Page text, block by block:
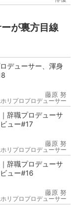
が裏方目線
デューサー、渾身
藤原 努
リプロプロデューサー
辞職プロデューサ
ュー#17
藤原 努
リプロプロデューサー
辞職プロデューサ
ュー#16
藤原 努
リプロプロデューサー